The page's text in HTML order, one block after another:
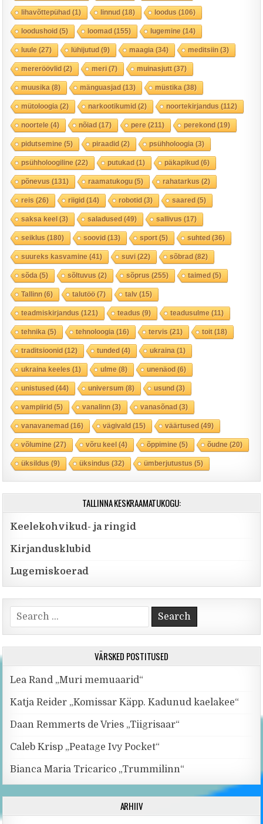
lihavõttepühad(1) linnud(18) loodus (106)
loodushoid(5) loomad(155) lugemine (14)
luule (27) lühijutud(9) maagia (34) meditsiin(3)
mereröövlid(2) meri(7) muinasjutt(37)
muusika (8) mänguasjad(13) müstika (38)
mütoloogia (2) narkootikumid(2) noortekirjandus (112)
noortele (4) nõiad(17) pere (211) perekond(19)
pidutsemine (5) piraadid(2) psühholoogia (3)
psühholoogiline (22) putukad(1) päkapikud(6)
põnevus (131) raamatukogu(5) rahatarkus (2)
reis (26) riigid(14) robotid(3) saared(5)
saksa keel(3) saladused(49) sallivus (17)
seiklus (180) soovid(13) sport(5) suhted(36)
suureks kasvamine (41) suvi(22) sõbrad(82)
sõda (5) sõltuvus (2) sõprus (255) taimed(5)
Tallinn(6) talutöö(7) talv(15)
teadmiskirjandus (121) teadus (9) teadusulme (11)
tehnika (5) tehnoloogia (16) tervis (21) toit(18)
traditsioonid(12) tunded(4) ukraina (1)
ukraina keeles (1) ulme (8) unenäod(6)
unistused(44) universum (8) usund(3)
vampiirid(5) vanalinn(3) vanasõnad(3)
vanavanemad(16) vägivald(15) väärtused(49)
võlumine (27) võru keel(4) õppimine (5) õudne (20)
üksildus (9) üksindus (32) ümberjutustus (5)
TALLINNA KESKRAAMATUKOGU:
Keelekohvikud- ja ringid
Kirjandusklubid
Lugemiskoerad
Search for:
VÄRSKED POSTITUSED
Lea Rand „Muri memuaarid“
Katja Reider „Komissar Käpp. Kadunud kaelakee“
Daan Remmerts de Vries „Tiigrisaar“
Caleb Krisp „Peatage Ivy Pocket“
Bianca Maria Tricarico „Trummilinn“
ARHIIV